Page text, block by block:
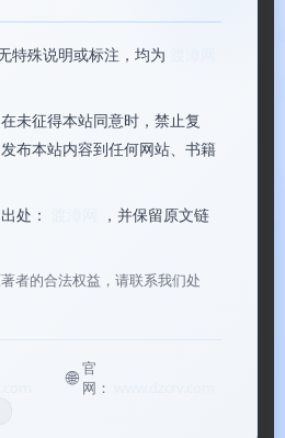
Scan 技术让您享受更快的
软件数据库实时更新，始终抵御
特殊说明或标注，均为
未征得本站同意时，禁止复
布本站内容到任何网站、书籍
处：
，并保留原文链
者的合法权益，请联系我们处
🌐官
网：